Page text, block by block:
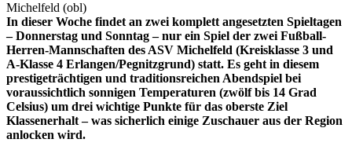
Michelfeld (obl)
In dieser Woche findet an zwei komplett angesetzten Spieltagen
– Donnerstag und Sonntag – nur ein Spiel der zwei Fußball-
Herren-Mannschaften des ASV Michelfeld (Kreisklasse 3 und
A-Klasse 4 Erlangen/Pegnitzgrund) statt. Es geht in diesem
prestigeträchtigen und traditionsreichen Abendspiel bei
voraussichtlich sonnigen Temperaturen (zwölf bis 14 Grad
Celsius) um drei wichtige Punkte für das oberste Ziel
Klassenerhalt – was sicherlich einige Zuschauer aus der Region
anlocken wird.